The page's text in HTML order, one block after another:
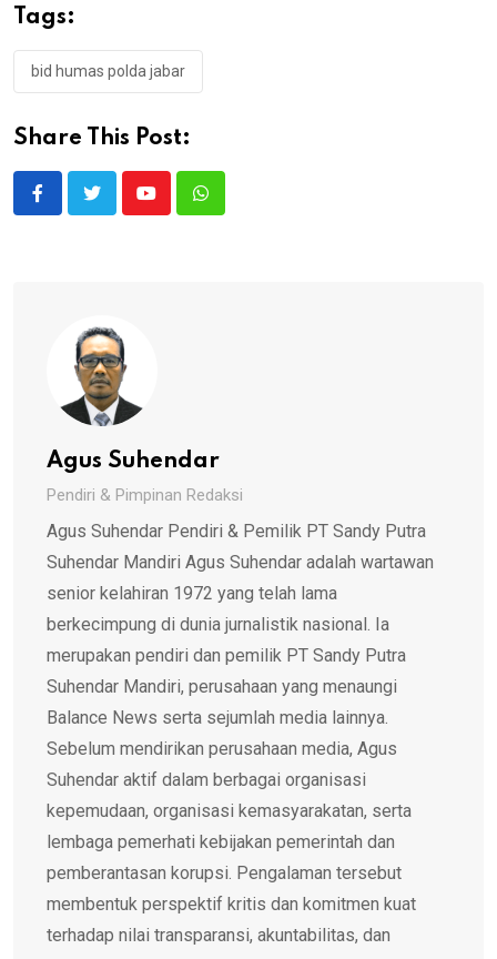
Tags:
bid humas polda jabar
Share This Post:
YoutubeWhatsapp
Agus Suhendar
Pendiri & Pimpinan Redaksi
Agus Suhendar Pendiri & Pemilik PT Sandy Putra
Suhendar Mandiri Agus Suhendar adalah wartawan
senior kelahiran 1972 yang telah lama
berkecimpung di dunia jurnalistik nasional. Ia
merupakan pendiri dan pemilik PT Sandy Putra
Suhendar Mandiri, perusahaan yang menaungi
Balance News serta sejumlah media lainnya.
Sebelum mendirikan perusahaan media, Agus
Suhendar aktif dalam berbagai organisasi
kepemudaan, organisasi kemasyarakatan, serta
lembaga pemerhati kebijakan pemerintah dan
pemberantasan korupsi. Pengalaman tersebut
membentuk perspektif kritis dan komitmen kuat
terhadap nilai transparansi, akuntabilitas, dan